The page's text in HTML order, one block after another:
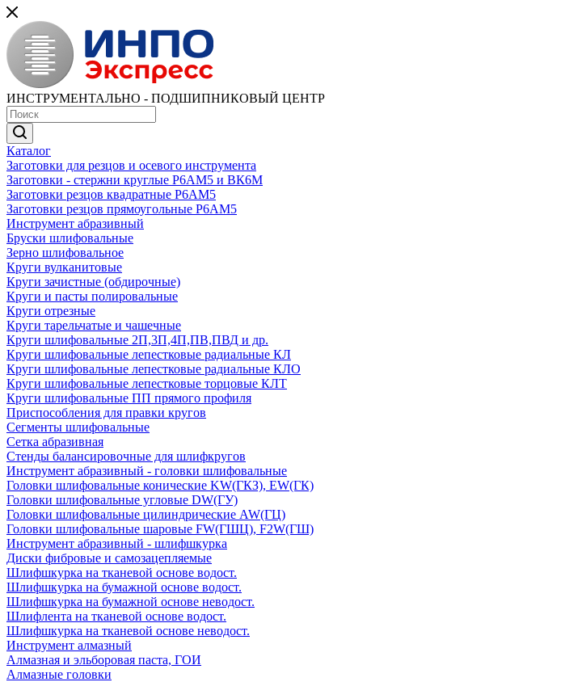
ИНСТРУМЕНТАЛЬНО - ПОДШИПНИКОВЫЙ ЦЕНТР
Каталог
Заготовки для резцов и осевого инструмента
Заготовки - стержни круглые Р6АМ5 и ВК6М
Заготовки резцов квадратные Р6АМ5
Заготовки резцов прямоугольные Р6АМ5
Инструмент абразивный
Бруски шлифовальные
Зерно шлифовальное
Круги вулканитовые
Круги зачистные (обдирочные)
Круги и пасты полировальные
Круги отрезные
Круги тарельчатые и чашечные
Круги шлифовальные 2П,3П,4П,ПВ,ПВД и др.
Круги шлифовальные лепестковые радиальные КЛ
Круги шлифовальные лепестковые радиальные КЛО
Круги шлифовальные лепестковые торцовые КЛТ
Круги шлифовальные ПП прямого профиля
Приспособления для правки кругов
Сегменты шлифовальные
Сетка абразивная
Стенды балансировочные для шлифкругов
Инструмент абразивный - головки шлифовальные
Головки шлифовальные конические KW(ГКЗ), EW(ГК)
Головки шлифовальные угловые DW(ГУ)
Головки шлифовальные цилиндрические AW(ГЦ)
Головки шлифовальные шаровые FW(ГШЦ), F2W(ГШ)
Инструмент абразивный - шлифшкурка
Диски фибровые и самозацепляемые
Шлифшкурка на тканевой основе водост.
Шлифшкурка на бумажной основе водост.
Шлифшкурка на бумажной основе неводост.
Шлифлента на тканевой основе водост.
Шлифшкурка на тканевой основе неводост.
Инструмент алмазный
Алмазная и эльборовая паста, ГОИ
Алмазные головки